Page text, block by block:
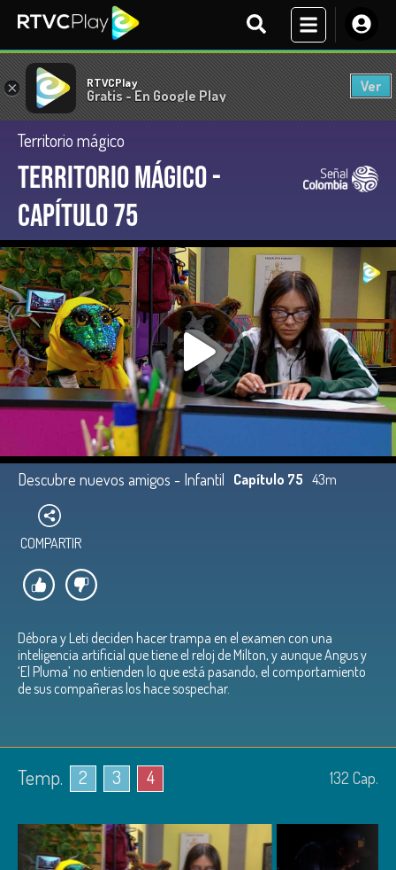
× RTVCPlay
Gratis - En Google Play
Ver
Territorio mágico
Territorio Mágico -
Capítulo 75
Descubre nuevos amigos - Infantil Capítulo 75 43m
COMPARTIR
Débora y Leti deciden hacer trampa en el examen con una
inteligencia artificial que tiene el reloj de Milton, y aunque Angus y
‘El Pluma’ no entienden lo que está pasando, el comportamiento
de sus compañeras los hace sospechar.
Temp. 2 3 4 132 Cap.